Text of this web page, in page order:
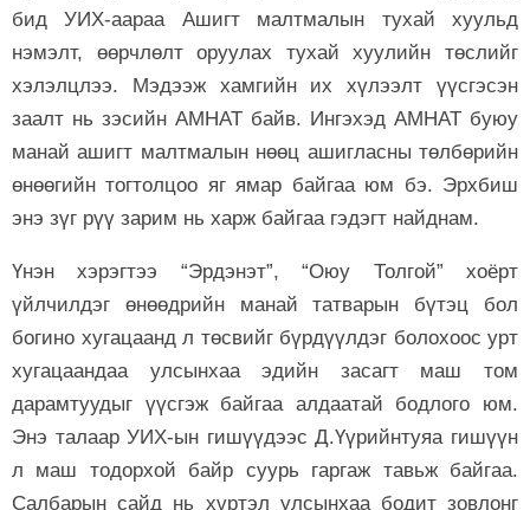
бид УИХ-аараа Ашигт малтмалын тухай хуульд
нэмэлт, өөрчлөлт оруулах тухай хуулийн төслийг
хэлэлцлээ. Мэдээж хамгийн их хүлээлт үүсгэсэн
заалт нь зэсийн АМНАТ байв. Ингэхэд АМНАТ буюу
манай ашигт малтмалын нөөц ашигласны төлбөрийн
өнөөгийн тогтолцоо яг ямар байгаа юм бэ. Эрхбиш
энэ зүг рүү зарим нь харж байгаа гэдэгт найднам.
Үнэн хэрэгтээ “Эрдэнэт”, “Оюу Толгой” хоёрт
үйлчилдэг өнөөдрийн манай татварын бүтэц бол
богино хугацаанд л төсвийг бүрдүүлдэг болохоос урт
хугацаандаа улсынхаа эдийн засагт маш том
дарамтуудыг үүсгэж байгаа алдаатай бодлого юм.
Энэ талаар УИХ-ын гишүүдээс Д.Үүрийнтуяа гишүүн
л маш тодорхой байр суурь гаргаж тавьж байгаа.
Салбарын сайд нь хүртэл улсынхаа бодит зовлонг